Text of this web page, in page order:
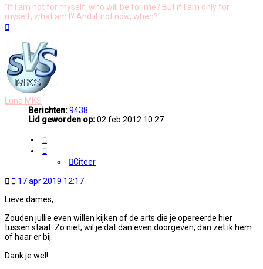
"If I am not for myself, who will be for me? But if I am only for
myself, what am I? And if not now, when?"
Luna MKS
Berichten:9438
Lid geworden op:02 feb 2012 10:27
Citeer
Ongelezen
bericht
17 apr 2019 12:17
Lieve dames,
Zouden jullie even willen kijken of de arts die je opereerde hier
tussen staat. Zo niet, wil je dat dan even doorgeven, dan zet ik hem
of haar er bij.
Dank je wel!